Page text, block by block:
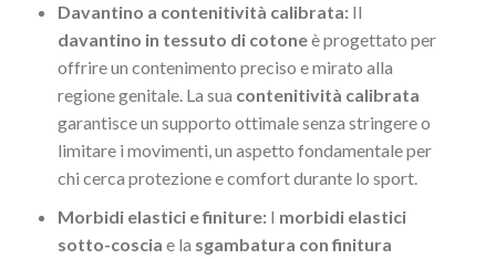
Davantino a contenitività calibrata:Il
davantino in tessuto di cotoneè progettato per
offrire un contenimento preciso e mirato alla
regione genitale. La sua contenitività calibrata
garantisce un supporto ottimale senza stringere o
limitare i movimenti, un aspetto fondamentale per
chi cerca protezione e comfort durante lo sport.
Morbidi elastici e finiture:I morbidi elastici
sotto-coscia e la sgambatura con finitura